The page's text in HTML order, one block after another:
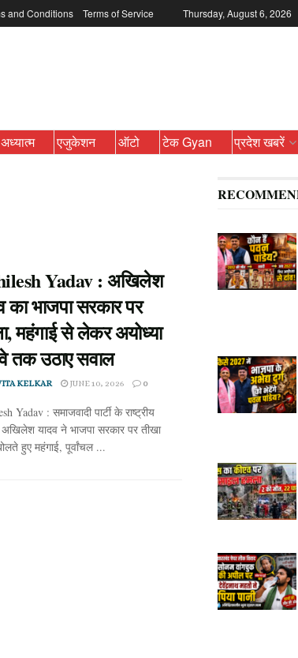
and Conditions Terms of Service Thursday, August 6, 2026
अध्यात्म एजुकेशन ऑटो टेक Gyan प्रदेश खबरें
Yadav : अखिलेश
का भाजपा सरकार पर
महंगाई से लेकर अयोध्या
तक उठाए सवाल
KELKAR JUNE 10, 2026 0
Yadav : समाजवादी पार्टी के राष्ट्रीय
अखिलेश यादव ने भाजपा सरकार पर तीखा
हुए महंगाई, पूर्वांचल ...